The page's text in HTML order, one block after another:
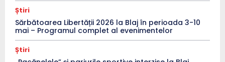
Știri
Sărbătoarea Libertății 2026 la Blaj în perioada 3-10
mai – Programul complet al evenimentelor
Știri